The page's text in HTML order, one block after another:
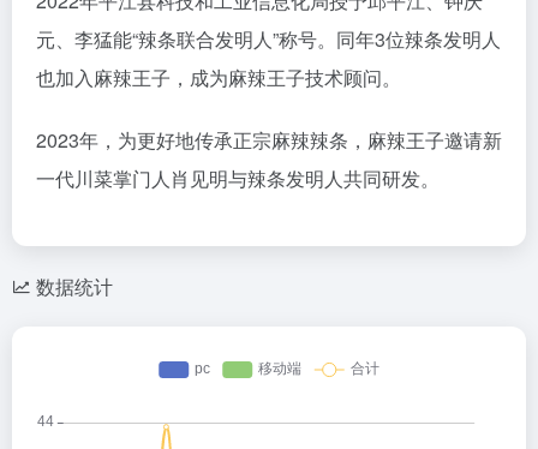
元、李猛能“辣条联合发明人”称号。同年3位辣条发明人
也加入麻辣王子，成为麻辣王子技术顾问。
2023年，为更好地传承正宗麻辣辣条，麻辣王子邀请新
一代川菜掌门人肖见明与辣条发明人共同研发。
数据统计